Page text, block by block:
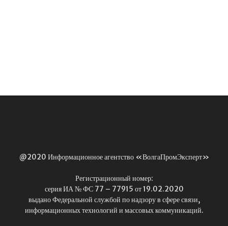
@2020 Информационное агентство «ВолгаПромЭксперт»
Регистрационный номер:
серия ИА № ФС 77 – 77915 от 19.02.2020
выдано Федеральной службой по надзору в сфере связи,
информационных технологий и массовых коммуникаций.